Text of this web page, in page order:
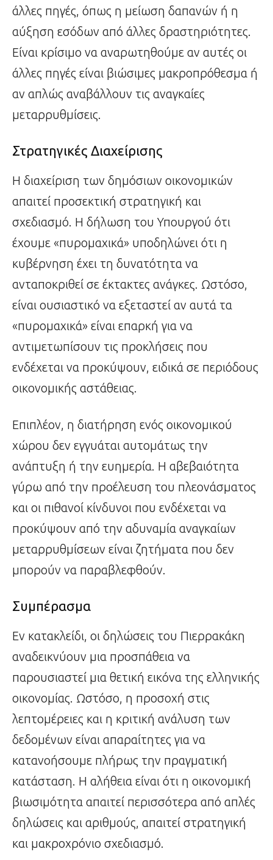
άλλες πηγές, όπως η μείωση δαπανών ή η
αύξηση εσόδων από άλλες δραστηριότητες.
Είναι κρίσιμο να αναρωτηθούμε αν αυτές οι
άλλες πηγές είναι βιώσιμες μακροπρόθεσμα ή
αν απλώς αναβάλλουν τις αναγκαίες
μεταρρυθμίσεις.
Στρατηγικές Διαχείρισης
Η διαχείριση των δημόσιων οικονομικών
απαιτεί προσεκτική στρατηγική και
σχεδιασμό. Η δήλωση του Υπουργού ότι
έχουμε «πυρομαχικά» υποδηλώνει ότι η
κυβέρνηση έχει τη δυνατότητα να
ανταποκριθεί σε έκτακτες ανάγκες. Ωστόσο,
είναι ουσιαστικό να εξεταστεί αν αυτά τα
«πυρομαχικά» είναι επαρκή για να
αντιμετωπίσουν τις προκλήσεις που
ενδέχεται να προκύψουν, ειδικά σε περιόδους
οικονομικής αστάθειας.
Επιπλέον, η διατήρηση ενός οικονομικού
χώρου δεν εγγυάται αυτομάτως την
ανάπτυξη ή την ευημερία. Η αβεβαιότητα
γύρω από την προέλευση του πλεονάσματος
και οι πιθανοί κίνδυνοι που ενδέχεται να
προκύψουν από την αδυναμία αναγκαίων
μεταρρυθμίσεων είναι ζητήματα που δεν
μπορούν να παραβλεφθούν.
Συμπέρασμα
Εν κατακλείδι, οι δηλώσεις του Πιερρακάκη
αναδεικνύουν μια προσπάθεια να
παρουσιαστεί μια θετική εικόνα της ελληνικής
οικονομίας. Ωστόσο, η προσοχή στις
λεπτομέρειες και η κριτική ανάλυση των
δεδομένων είναι απαραίτητες για να
κατανοήσουμε πλήρως την πραγματική
κατάσταση. Η αλήθεια είναι ότι η οικονομική
βιωσιμότητα απαιτεί περισσότερα από απλές
δηλώσεις και αριθμούς, απαιτεί στρατηγική
και μακροχρόνιο σχεδιασμό.